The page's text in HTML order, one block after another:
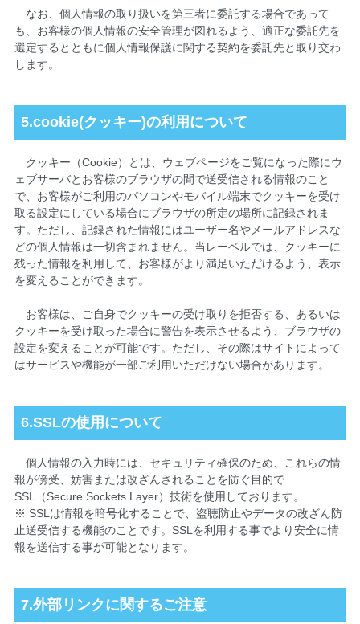
なお、個人情報の取り扱いを第三者に委託する場合であって
も、お客様の個人情報の安全管理が図れるよう、適正な委託先を
選定するとともに個人情報保護に関する契約を委託先と取り交わ
します。
5.cookie(クッキー)の利用について
クッキー（Cookie）とは、ウェブページをご覧になった際にウ
ェブサーバとお客様のブラウザの間で送受信される情報のこと
で、お客様がご利用のパソコンやモバイル端末でクッキーを受け
取る設定にしている場合にブラウザの所定の場所に記録されま
す。ただし、記録された情報にはユーザー名やメールアドレスな
どの個人情報は一切含まれません。当レーベルでは、クッキーに
残った情報を利用して、お客様がより満足いただけるよう、表示
を変えることができます。
お客様は、ご自身でクッキーの受け取りを拒否する、あるいは
クッキーを受け取った場合に警告を表示させるよう、ブラウザの
設定を変えることが可能です。ただし、その際はサイトによって
はサービスや機能が一部ご利用いただけない場合があります。
6.SSLの使用について
個人情報の入力時には、セキュリティ確保のため、これらの情
報が傍受、妨害または改ざんされることを防ぐ目的で
SSL（Secure Sockets Layer）技術を使用しております。
※ SSLは情報を暗号化することで、盗聴防止やデータの改ざん防
止送受信する機能のことです。SSLを利用する事でより安全に情
報を送信する事が可能となります。
7.外部リンクに関するご注意